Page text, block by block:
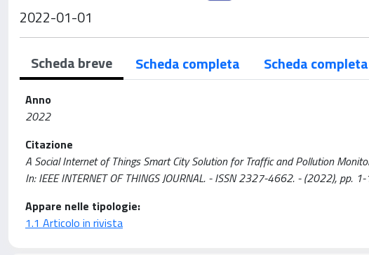
2022-01-01
Scheda breve Scheda completa Scheda completa
Anno
2022
Citazione
A Social Internet of Things Smart City Solution for Traffic and Pollution
In: IEEE INTERNET OF THINGS JOURNAL. - ISSN 2327-4662. - (2022),
Appare nelle tipologie:
1.1 Articolo in rivista